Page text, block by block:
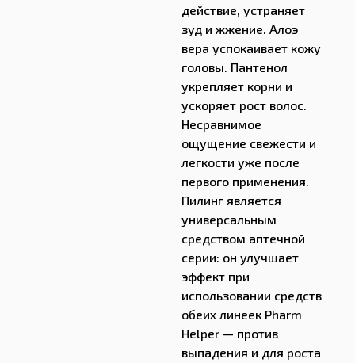
действие, устраняет
зуд и жжение. Алоэ
вера успокаивает кожу
головы. Пантенол
укрепляет корни и
ускоряет рост волос.
Несравнимое
ощущение свежести и
легкости уже после
первого применения.
Пилинг является
универсальным
средством аптечной
серии: он улучшает
эффект при
использовании средств
обеих линеек Pharm
Helper — против
выпадения и для роста